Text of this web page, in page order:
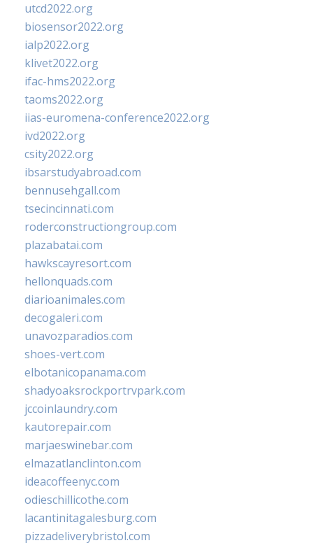
utcd2022.org
biosensor2022.org
ialp2022.org
klivet2022.org
ifac-hms2022.org
taoms2022.org
iias-euromena-conference2022.org
ivd2022.org
csity2022.org
ibsarstudyabroad.com
bennusehgall.com
tsecincinnati.com
roderconstructiongroup.com
plazabatai.com
hawkscayresort.com
hellonquads.com
diarioanimales.com
decogaleri.com
unavozparadios.com
shoes-vert.com
elbotanicopanama.com
shadyoaksrockportrvpark.com
jccoinlaundry.com
kautorepair.com
marjaeswinebar.com
elmazatlanclinton.com
ideacoffeenyc.com
odieschillicothe.com
lacantinitagalesburg.com
pizzadeliverybristol.com